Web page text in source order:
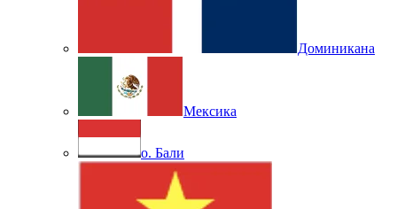
Доминикана
Мексика
о. Бали